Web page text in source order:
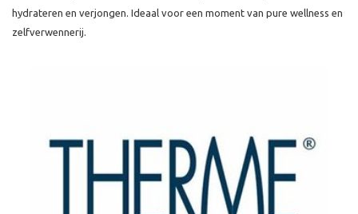
hydrateren en verjongen. Ideaal voor een moment van pure wellness en
zelfverwennerij.